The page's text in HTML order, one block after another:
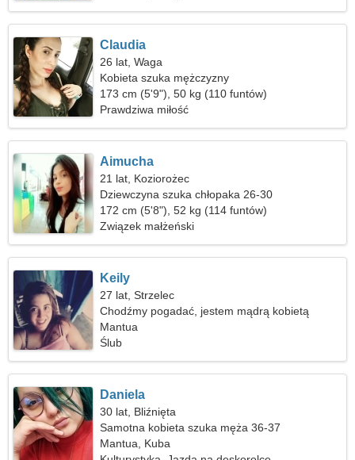
Claudia
26 lat, Waga
Kobieta szuka mężczyzny
173 cm (5'9"), 50 kg (110 funtów)
Prawdziwa miłość
Aimucha
21 lat, Koziorożec
Dziewczyna szuka chłopaka 26-30
172 cm (5'8"), 52 kg (114 funtów)
Związek małżeński
Keily
27 lat, Strzelec
Chodźmy pogadać, jestem mądrą kobietą
Mantua
Ślub
Daniela
30 lat, Bliźnięta
Samotna kobieta szuka męża 36-37
Mantua, Kuba